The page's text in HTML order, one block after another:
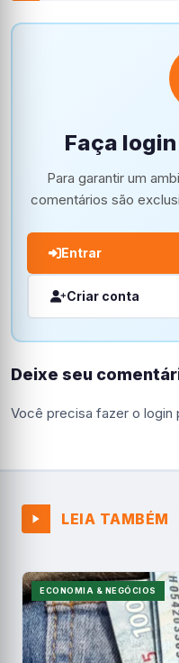
Faça
Para garantir um
comentários são
Entrar
Criar conta
Deixe seu
Você precisa fazer o login
LEIA TAMBÉM
ECONOMIA & NEGÓCIOS